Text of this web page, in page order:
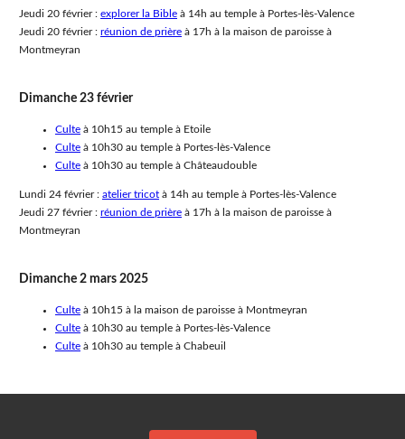
Jeudi 20 février : explorer la Bible à 14h au temple à Portes-lès-Valence
Jeudi 20 février : réunion de prière à 17h à la maison de paroisse à
Montmeyran
Dimanche 23 février
Culte à 10h15 au temple à Etoile
Culte à 10h30 au temple à Portes-lès-Valence
Culte à 10h30 au temple à Châteaudouble
Lundi 24 février : atelier tricot à 14h au temple à Portes-lès-Valence
Jeudi 27 février : réunion de prière à 17h à la maison de paroisse à
Montmeyran
Dimanche 2 mars 2025
Culte à 10h15 à la maison de paroisse à Montmeyran
Culte à 10h30 au temple à Portes-lès-Valence
Culte à 10h30 au temple à Chabeuil